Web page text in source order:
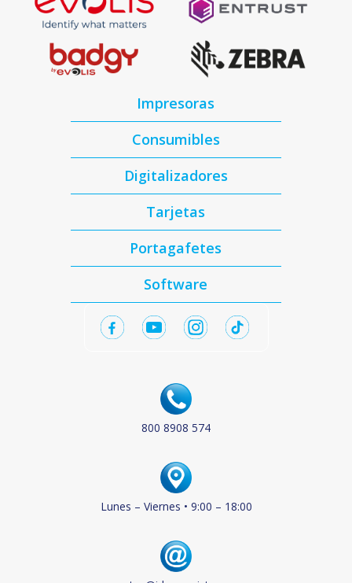
Impresoras
Consumibles
Digitalizadores
Tarjetas
Portagafetes
Software
800 8908 574
Lunes – Viernes • 9:00 – 18:00